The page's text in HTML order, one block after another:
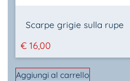
Scarpe grigie sulla rupe
€ 16,00
Aggiungi al carrello